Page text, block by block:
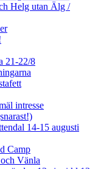
Helg utan Älg /
21-22/8
intresse
14-15 augusti
Camp
Vänla